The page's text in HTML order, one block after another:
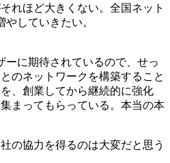
れほど大きくない。全国ネット
していきたい。
に期待されているので、せっ
のネットワークを構築すること
、創業してから継続的に強化
まってもらっている。本当の本
の協力を得るのは大変だと思う